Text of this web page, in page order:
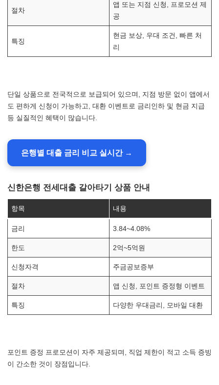
절차
앱 또는 지점 신청, 프로모션 제
공
특징
현금 보상, 우대 조건, 빠른 처
리
단일 상품으로 전국적으로 보급되어 있으며, 지점 방문 없이 앱에서
도 편하게 신청이 가능하고, 대환 이벤트로 금리인하 및 현금 지급
등 실질적인 혜택이 많습니다.
은행별 대출 금리 비교 실시간 →
신한은행 전세대출 갈아타기 상품 안내
항목 내용
금리 3.84~4.08%
한도 2억~5억원
신청자격 주금공보증부
절차 앱 신청, 포인트 증정형 이벤트
특징 다양한 우대금리, 모바일 대환
포인트 증정 프로모션이 자주 제공되며, 직업 제한이 적고 소득 증빙
이 간소한 것이 장점입니다.